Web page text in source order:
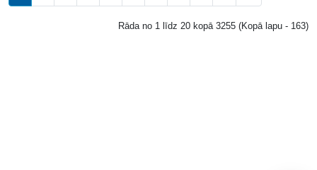
Rāda no 1 līdz 20 kopā 3255 (Kopā lapu - 163)